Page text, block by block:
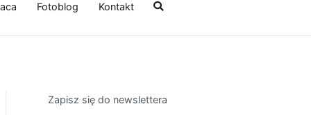
Fotoblog Kontakt
Zapisz się do newslettera